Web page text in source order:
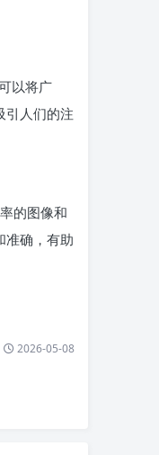
以将广
引人们的注
的图像和
准确，有助
2026-05-08